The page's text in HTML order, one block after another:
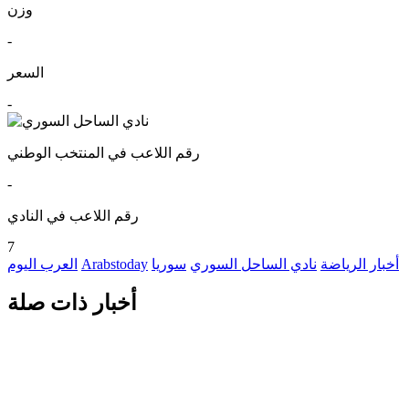
وزن
-
السعر
-
رقم اللاعب في المنتخب الوطني
-
رقم اللاعب في النادي
7
العرب اليوم Arabstoday أخبار الرياضة نادي الساحل السوري سوريا
أخبار ذات صلة